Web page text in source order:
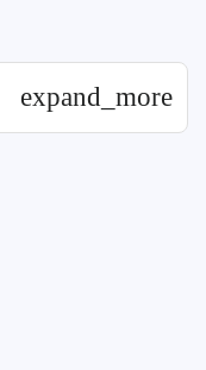
expand_more